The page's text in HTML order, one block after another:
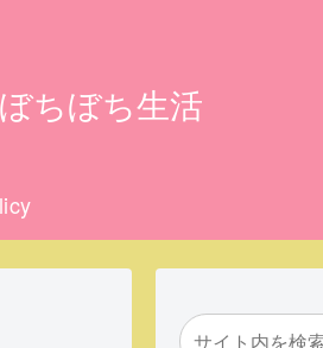
ちぼち生活